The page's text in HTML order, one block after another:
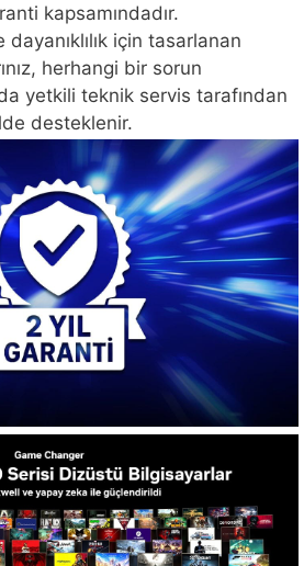
kapsamındadır.
için tasarlanan
herhangi bir sorun
yetkili teknik servis tarafından
desteklenir.